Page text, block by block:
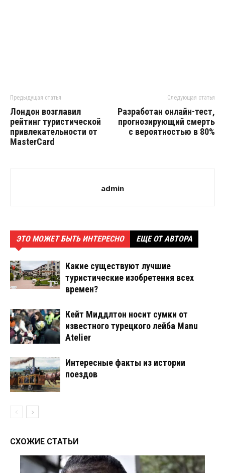
Предыдущая статья
Лондон возглавил
рейтинг туристической
привлекательности от
MasterCard
Следующая статья
Разработан онлайн-тест,
прогнозирующий смерть
с вероятностью в 80%
admin
ЭТО МОЖЕТ БЫТЬ ИНТЕРЕСНО ЕЩЕ ОТ АВТОРА
Какие существуют лучшие
туристические изобретения всех
времен?
Кейт Миддлтон носит сумки от
известного турецкого лейба Manu
Atelier
Интересные факты из истории
поездов
СХОЖИЕ СТАТЬИ